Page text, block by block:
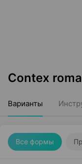
Contex
Варианты
Все формы